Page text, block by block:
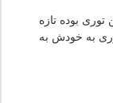
تازه
خودش به